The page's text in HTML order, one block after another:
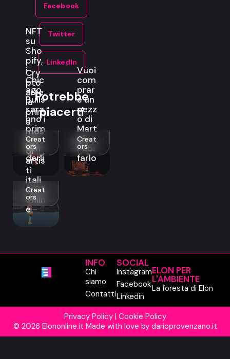
Facebook
Twitter
LinkedIn
Potrebbe
piacerti
Creat
ors
NFT
su
Sho
pify,
i
Chic
ago
Bulls
sara
nno i
prim
i a
ven
derli
Creat
ors
Vuoi
com
prar
e un
pezz
o di
Mart
e?
Puoi
farlo
Creat
ors
Cry
pto
arte,
la
prim
a
mos
tra
di
artis
ti
itali
ani è
onlin
e
INFO
Chi
siamo
Contatti
SOCIAL
Instagram
Facebook
Linkedin
ELON PER
L'AMBIENTE
La foresta di Elon
Privacy Policy| Cookie Policy
© 2026 Elononline.it Made with love by darioprovenzano.it